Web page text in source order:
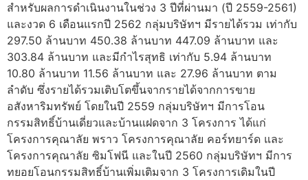
สำหรับผลการดำเนินงานในช่วง 3 ปีที่ผ่านมา (ปี 2559-2561)
และงวด 6 เดือนแรกปี 2562 กลุ่มบริษัทฯ มีรายได้รวม เท่ากับ
297.50 ล้านบาท 450.38 ล้านบาท 447.09 ล้านบาท และ
303.84 ล้านบาท และมีกำไรสุทธิ เท่ากับ 5.94 ล้านบาท
10.80 ล้านบาท 11.56 ล้านบาท และ 27.96 ล้านบาท ตาม
ลำดับ ซึ่งรายได้รวมเติบโตขึ้นจากรายได้จากการขาย
อสังหาริมทรัพย์ โดยในปี 2559 กลุ่มบริษัทฯ มีการโอน
กรรมสิทธิ์บ้านเดี่ยวและบ้านแฝดจาก 3 โครงการ ได้แก่
โครงการคุณาลัย พราว โครงการคุณาลัย คอร์ทยาร์ด และ
โครงการคุณาลัย ซิมโฟนี และในปี 2560 กลุ่มบริษัทฯ มีการ
ทยอยโอนกรรมสิทธิ์บ้านเพิ่มเติมจาก 3 โครงการเดิมในปี